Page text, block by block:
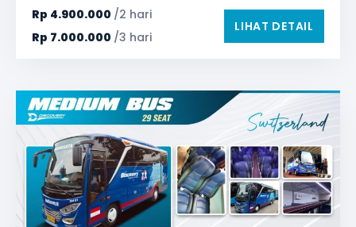
Rp 4.900.000 /2 hari
Rp 7.000.000 /3 hari
LIHAT DETAIL